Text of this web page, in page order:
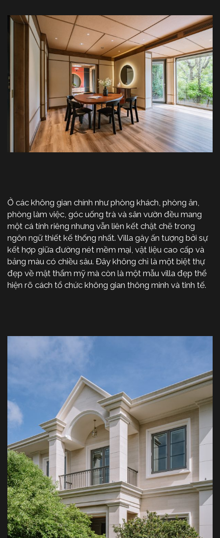
Ở các không gian chính như phòng khách, phòng ăn,
phòng làm việc, góc uống trà và sân vườn đều mang
một cá tính riêng nhưng vẫn liên kết chặt chẽ trong
ngôn ngữ thiết kế thống nhất. Villa gây ấn tượng bởi sự
kết hợp giữa đường nét mềm mại, vật liệu cao cấp và
bảng màu có chiều sâu. Đây không chỉ là một biệt thự
đẹp về mặt thẩm mỹ mà còn là một mẫu villa đẹp thể
hiện rõ cách tổ chức không gian thông minh và tinh tế.